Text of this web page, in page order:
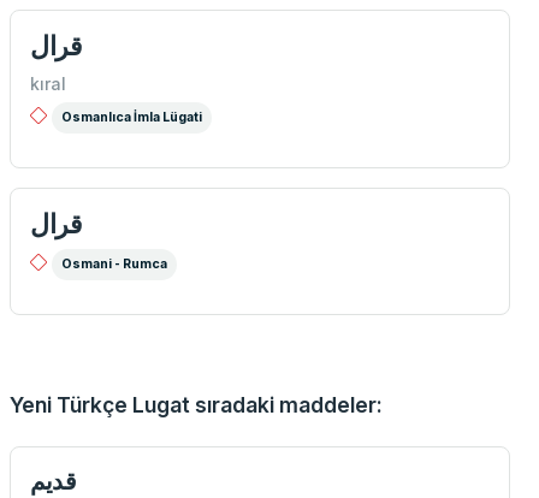
قرال
kıral
Osmanlıca İmla Lügati
قرال
Osmani - Rumca
Yeni Türkçe Lugat sıradaki maddeler:
قدیم